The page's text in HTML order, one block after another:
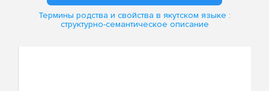
Термины родства и свойства в якутском языке :
структурно-семантическое описание